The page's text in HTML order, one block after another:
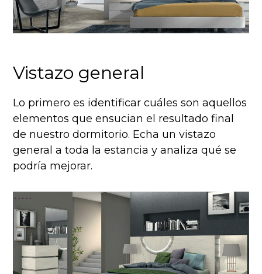
Vistazo general
Lo primero es identificar cuáles son aquellos
elementos que ensucian el resultado final
de nuestro dormitorio. Echa un vistazo
general a toda la estancia y analiza qué se
podría mejorar.